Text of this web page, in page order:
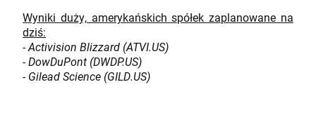
Wyniki duży, amerykańskich spółek zaplanowane na
dziś:
- Activision Blizzard (ATVI.US)
- DowDuPont (DWDP.US)
- Gilead Science (GILD.US)